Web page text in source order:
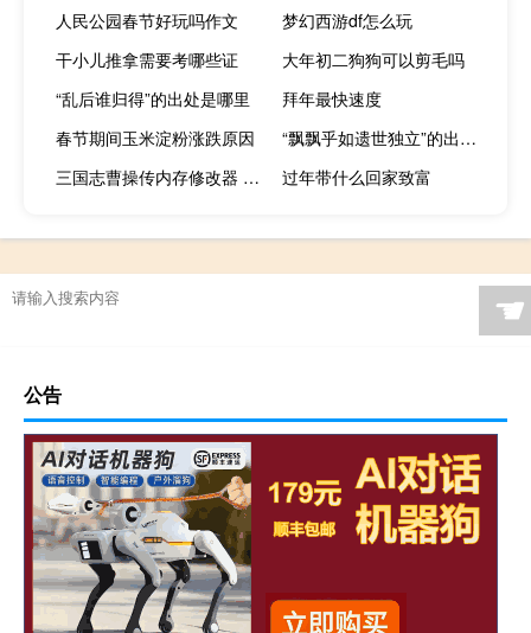
人民公园春节好玩吗作文
梦幻西游df怎么玩
干小儿推拿需要考哪些证
大年初二狗狗可以剪毛吗
“乱后谁归得”的出处是哪里
拜年最快速度
春节期间玉米淀粉涨跌原因
“飘飘乎如遗世独立”的出处是哪里
三国志曹操传内存修改器 V10.2.12 绿色免费版（三国志曹操传内存修改器 V10.2.12 绿色免费版功能简介）
过年带什么回家致富
☚
公告